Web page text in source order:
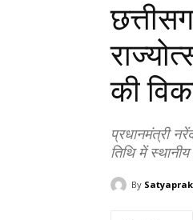
की
प्रधानमंत्री
तिथि में
By